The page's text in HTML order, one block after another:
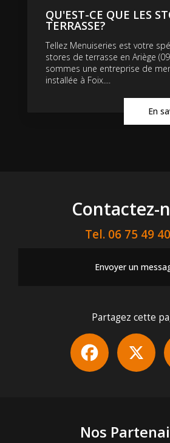
QU'EST-CE QUE LES
TERRASSE?
Tellez Menuiseries est votre
stores de terrasse en Ariège
sommes une entreprise de
installée à Foix....
En
Contactez-
Tel. 06 75 49
Envoyer un
Partagez cette
Facebook
Nos